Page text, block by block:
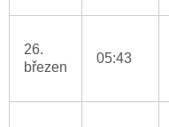
26.
březen
05:43